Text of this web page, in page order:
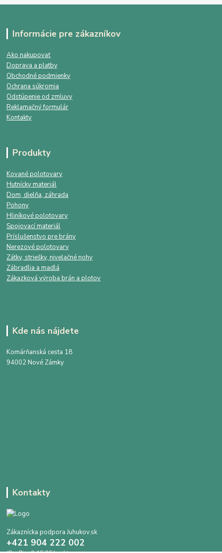
Informácie pre zákazníkov
Ako nakupovať
Doprava a platby
Obchodné podmienky
Ochrana súkromia
Odstúpenie od zmluvy
Reklamačný formulár
Kontakty
Produkty
Kované polotovary
Hutnícky materiál
Dom, dielňa, záhrada
Pohony
Hliníkové polotovary
Spojovací materiál
Príslušenstvo pre brány
Nerezové polotovary
Zátky, striešky, nivelačné nohy
Zábradlia a madlá
Zákazková výroba brán a plotov
Kde nás nájdete
Komárňanská cesta 18
94002 Nové Zámky
Kontakty
Zákaznícka podpora Juhukov.sk
+421 904 222 002